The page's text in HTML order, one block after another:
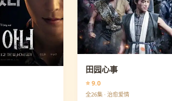
田园心事
⭐ 9.0
全26集 · 治愈爱情